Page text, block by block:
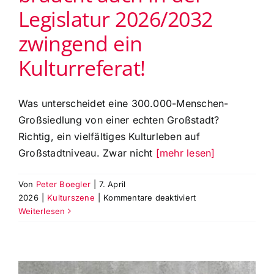
Legislatur 2026/2032
zwingend ein
Kulturreferat!
Was unterscheidet eine 300.000-Menschen-
Großsiedlung von einer echten Großstadt?
Richtig, ein vielfältiges Kulturleben auf
Großstadtniveau. Zwar nicht [mehr lesen]
Von Peter Boegler
7. April
2026
Kulturszene Kommentare deaktiviertfür
auch
Weiterlesen